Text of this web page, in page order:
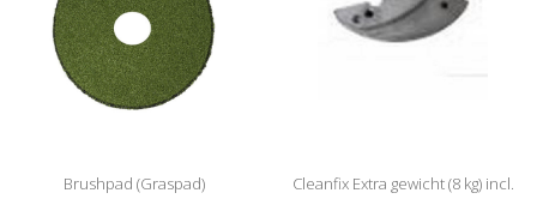
Brushpad (Graspad) Cleanfix Extra gewicht (8 kg) incl.